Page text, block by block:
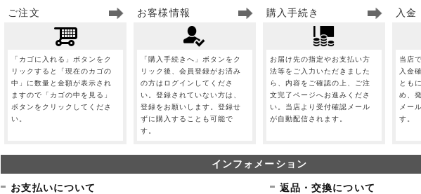
ご注文
「カゴに入れる」ボタンをク
リックすると「現在のカゴの
中」に数量と金額が表示され
ますので「カゴの中を見る」
ボタンをクリックしてくださ
い。
お客様情報
「購入手続きへ」ボタンをク
リック後、会員登録がお済み
の方はログインしてくださ
い。登録されていない方は、
登録をお願いします。登録せ
ずに購入することも可能で
す。
購入手続き
お届け先の指定やお支払い方
法等をご入力いただきました
ら、内容をご確認の上、ご注
文完了ページへお進みくださ
い。当店より受付確認メール
が自動配信されます。
入金
当店
入金
とも
め、
メー
す。
インフォメーション
お支払いについて 返品・交換について